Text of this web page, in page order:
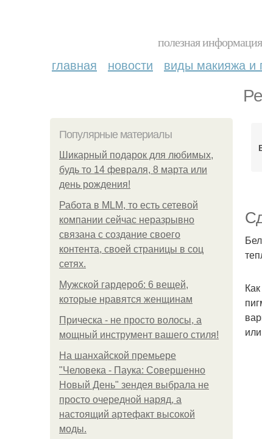
полезная
главная новости виды макияжа и
Популярные материалы
Шикарный подарок для любимых,
будь то 14 февраля, 8 марта или
день рождения!
Работа в MLM, то есть сетевой
компании сейчас неразрывно
связана с создание своего
контента, своей страницы в соц
сетях.
Мужской гардероб: 6 вещей,
которые нравятся женщинам
Прическа - не просто волосы, а
мощный инструмент вашего стиля!
На шанхайской премьере
"Человека - Паука: Совершенно
Новый День" зендея выбрала не
просто очередной наряд, а
настоящий артефакт высокой
моды.